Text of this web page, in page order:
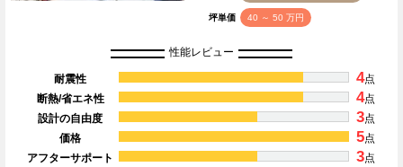
坪単価 40 ～ 50 万円
性能レビュー
耐震性 4点
断熱/省エネ性
4点
設計の自由度
3点
価格
5点
アフターサポート
3点